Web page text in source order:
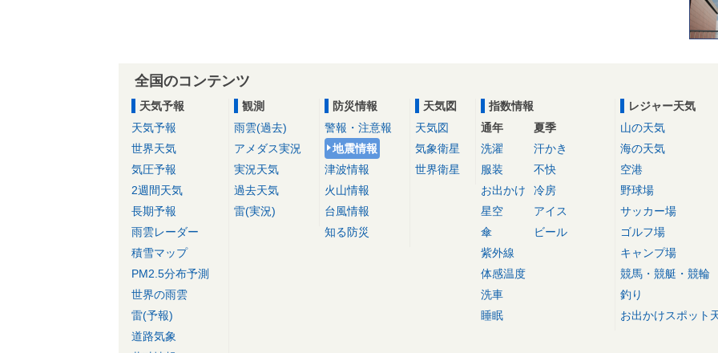
全国のコンテンツ
天気予報
天気予報
世界天気
気圧予報
2週間天気
長期予報
雨雲レーダー
積雪マップ
PM2.5分布予測
世界の雨雲
雷(予報)
道路気象
観測
雨雲(過去)
アメダス実況
実況天気
過去天気
雷(実況)
防災情報
警報・注意報
地震情報
津波情報
火山情報
台風情報
知る防災
天気図
天気図
気象衛星
世界衛星
指数情報
通年
洗濯
服装
お出かけ
星空
傘
紫外線
体感温度
洗車
睡眠
夏季
汗かき
不快
冷房
アイス
ビール
レジャー天気
山の天気
海の天気
空港
野球場
サッカー場
ゴルフ場
キャンプ場
競馬・競艇・競輪
釣り
お出かけスポット